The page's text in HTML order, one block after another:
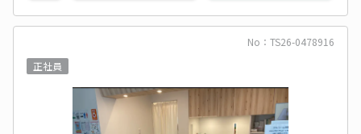
No：TS26-0478916
正社員